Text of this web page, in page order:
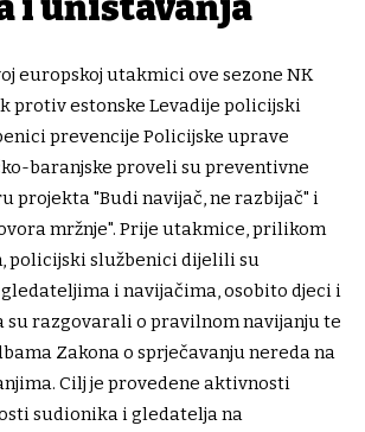
europskoj utakmici ove sezone NK
protiv estonske Levadije policijski
prevencije Policijske uprave
baranjske proveli su preventivne
projekta "Budi navijač, ne razbijač" i
mržnje". Prije utakmice, prilikom
policijski službenici dijelili su
i navijačima, osobito djeci i
su razgovarali o pravilnom navijanju te
Zakona o sprječavanju nereda na
Cilj je provedene aktivnosti
sudionika i gledatelja na